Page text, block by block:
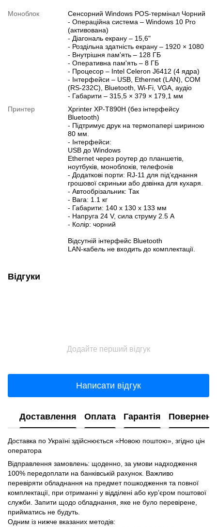
Моноблок
Сенсорний Windows POS-термінал Чорний
- Операційна система – Windows 10 Pro
(активована)
- Діагональ екрану – 15,6"
- Роздільна здатність екрану – 1920 × 1080
- Внутрішня пам'ять – 128 ГБ
- Оперативна пам'ять – 8 ГБ
- Процесор – Intel Celeron J6412 (4 ядра)
- Інтерфейси – USB, Ethernet (LAN), COM
(RS-232C), Bluetooth, Wi-Fi, VGA, аудіо
- Габарити – 315,5 × 379 × 179,1 мм
Принтер
Xprinter XP-Т890H (без інтерфейсу
Bluetooth)
- Підтримує друк на термопапері шириною
80 мм.
- Інтерфейси:
USB до Windows
Ethernet через роутер до планшетів,
ноутбуків, моноблоків, телефонів
- Додаткові порти: RJ-11 для під’єднання
грошової скриньки або дзвінка для кухаря.
- Автообрізальник: Так
- Вага: 1.1 кг
- Габарити: 140 х 130 х 133 мм
- Напруга 24 V, сила струму 2.5 А
- Колір: чорний
Відсутній інтерфейс Bluetooth
LAN-кабель не входить до комплектації.
Відгуки
Додайте перший відгук
Написати відгук
Доставлення Оплата Гарантія
Доставка по Україні здійснюється «Новою поштою», згідно цін
оператора
Відправлення замовлень: щоденно, за умови надходження
100% передоплати на банківській рахунок. Важливо
перевіряти обладнання на предмет пошкодження та повної
комплектації, при отриманні у відділені або курʼєром поштової
служби. Запити щодо обладнання, яке не було перевірене,
прийматись не будуть.
Одним із нижче вказаних методів: